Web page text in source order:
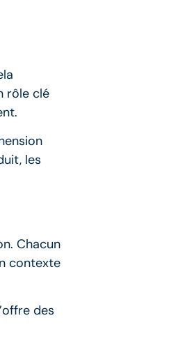
rôle clé
les
Chacun
contexte
des